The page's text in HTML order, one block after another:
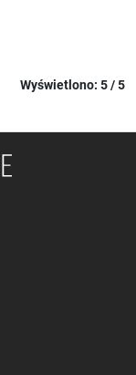
Wyświetlono: 5 / 5